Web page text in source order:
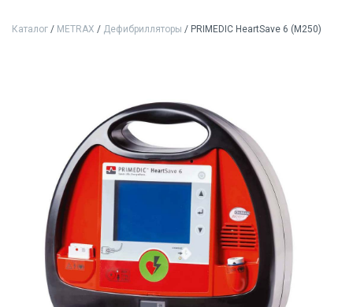
Каталог / METRAX / Дефибрилляторы / PRIMEDIC HeartSave 6 (М250)